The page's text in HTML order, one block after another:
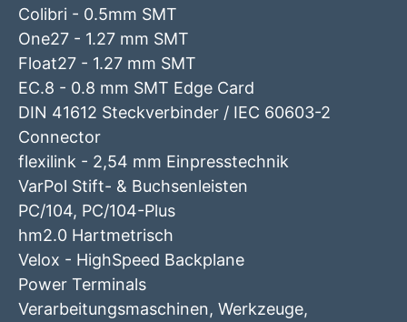
Colibri - 0.5mm SMT
One27 - 1.27 mm SMT
Float27 - 1.27 mm SMT
EC.8 - 0.8 mm SMT Edge Card
DIN 41612 Steckverbinder / IEC 60603-2
Connector
flexilink - 2,54 mm Einpresstechnik
VarPol Stift- & Buchsenleisten
PC/104, PC/104-Plus
hm2.0 Hartmetrisch
Velox - HighSpeed Backplane
Power Terminals
Verarbeitungsmaschinen, Werkzeuge,